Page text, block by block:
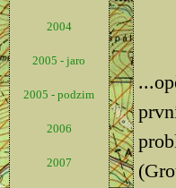
2004
2005 - jaro
2005 - podzim
2006
2007